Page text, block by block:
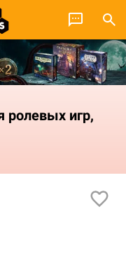
ролевых игр,